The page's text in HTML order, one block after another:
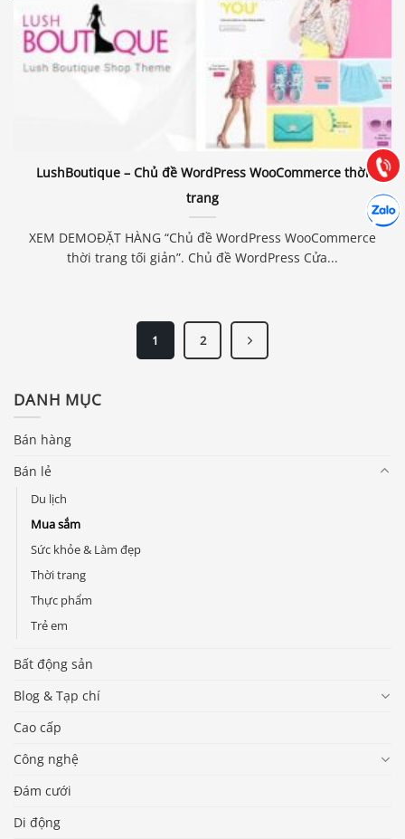
LushBoutique – Chủ đề WordPress WooCommerce thời
trang
XEM DEMOĐẶT HÀNG “Chủ đề WordPress WooCommerce
thời trang tối giản”. Chủ đề WordPress Cửa...
1 2
DANH MỤC
Bán hàng
Bán lẻ
Du lịch
Mua sắm
Sức khỏe & Làm đẹp
Thời trang
Thực phẩm
Trẻ em
Bất động sản
Blog & Tạp chí
Cao cấp
Công nghệ
Đám cưới
Di động
Gọi
Báo giá & Đặt hàng:
0903.976.769
Hướng dẫn & Hỗ trợ:
(028) 22.166.144
Chát